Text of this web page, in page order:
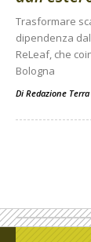
Trasformare
dipendenza
ReLeaf, che
Bologna
Di Redazione